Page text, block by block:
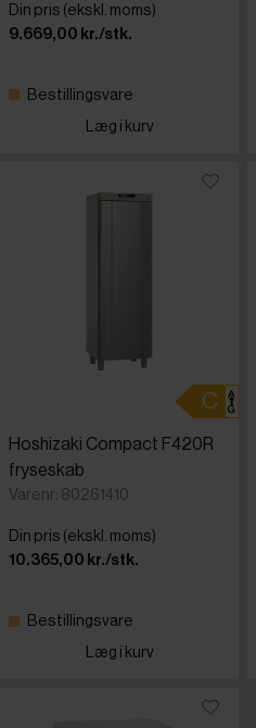
Din pris (ekskl. moms)
9.669,00 kr./stk.
Bestillingsvare
Læg i kurv
Hoshizaki Compact F420R
fryseskab
Varenr: 80261410
Din pris (ekskl. moms)
10.365,00 kr./stk.
Bestillingsvare
Læg i kurv